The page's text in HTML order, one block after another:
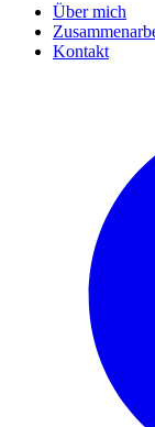
Über mich
Kontakt